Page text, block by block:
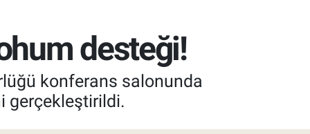
desteği!
konferans salonunda
gerçekleştirildi.